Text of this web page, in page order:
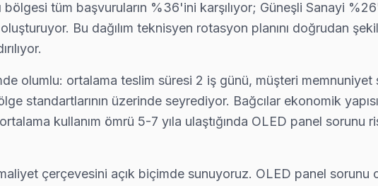
sıklıkla karşılaştığı sorunlardan. Mikro kaynak ile port tamiri
almak kolay: telefon, WhatsApp veya web formundan — ekibimiz 90
bölgesi tüm başvuruların %36'ini karşılıyor; Güneşli Sanayi
Bu dağılım teknisyen rotasyon planını doğrudan
olumlu: ortalama teslim süresi 2 iş günü, müşteri memnuniyet
standartlarının üzerinde seyrediyor. Bağcılar ekonomik
kullanım ömrü 5-7 yıla ulaştığında OLED panel sorunu
çerçevesini açık biçimde sunuyoruz. OLED panel sorunu